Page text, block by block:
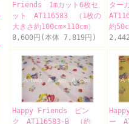
Friends 1mカット6枚セ
ット AT116583 （1枚の
大きさ約100cm×110cm）
8,600円(本体 7,819円)
ター
約
Happy Friends ピン
ク AT116583-B （約
ー